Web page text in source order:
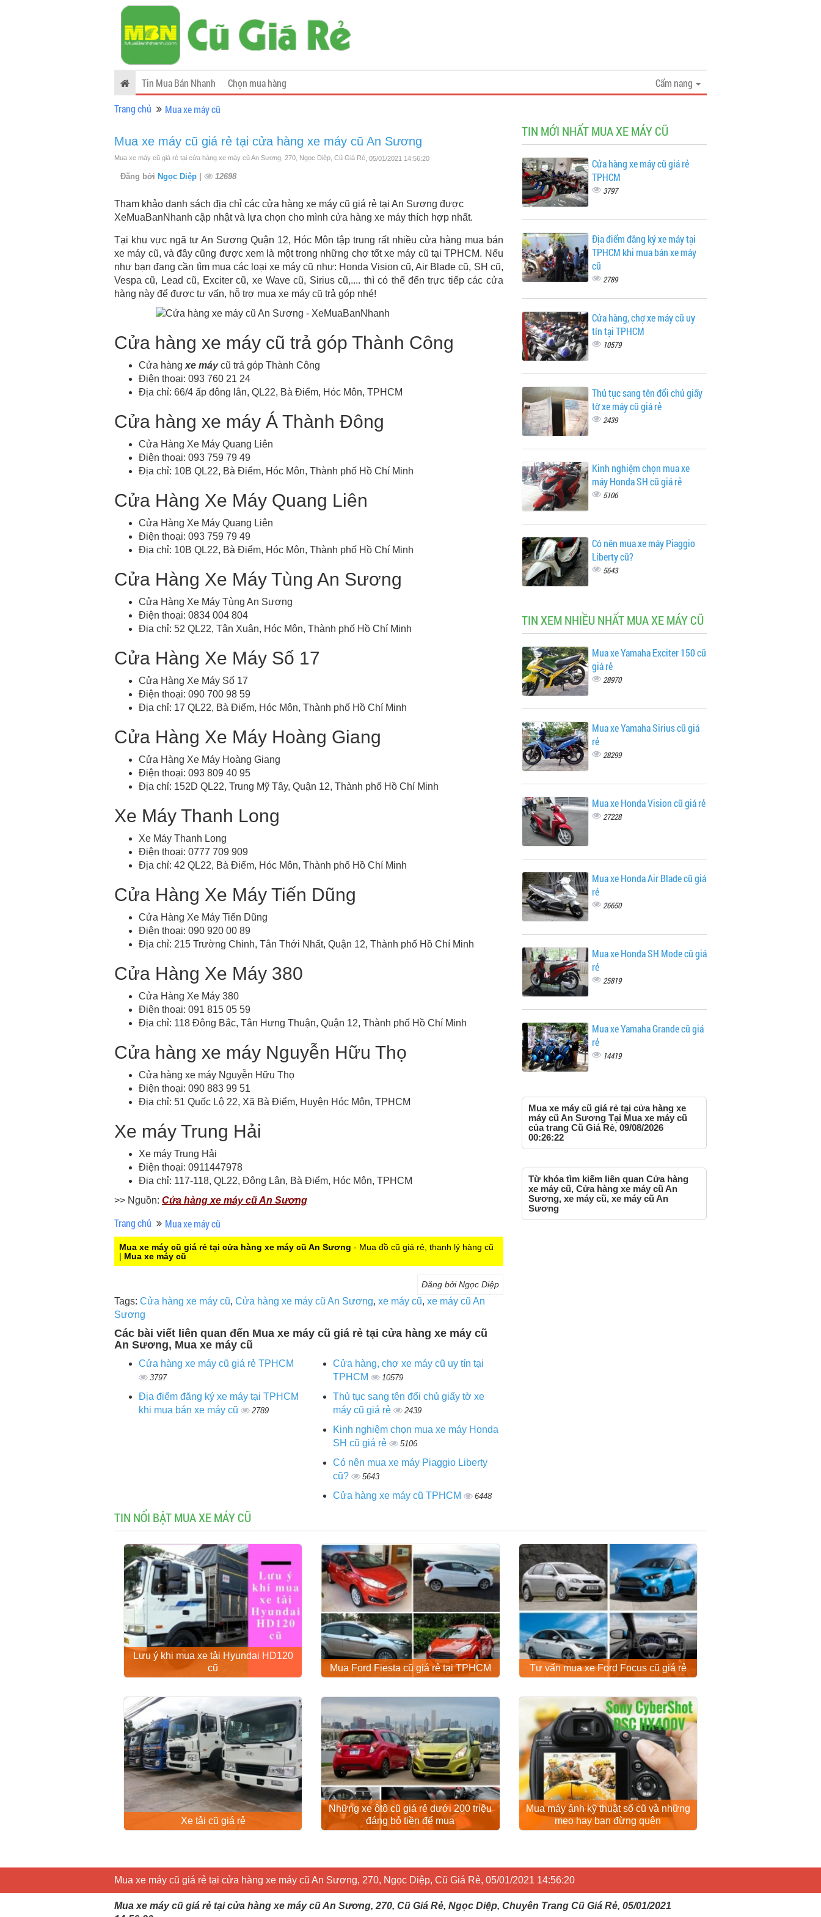
Cẩm nang
Tin Mua Bán Nhanh
Chọn mua hàng
Trang chủ
Mua xe máy cũ
Mua xe máy cũ giá rẻ tại cửa hàng xe máy cũ An Sương
Mua xe máy cũ giá rẻ tại cửa hàng xe máy cũ An Sương, 270, Ngọc Diệp, Cũ Giá Rẻ , 05/01/2021 14:56:20
Đăng bởi Ngọc Diệp | 12698
Tham khảo danh sách địa chỉ các cửa hàng xe máy cũ giá rẻ tại An Sương được
XeMuaBanNhanh cập nhật và lựa chọn cho mình cửa hàng xe máy thích hợp nhất.
Tại khu vực ngã tư An Sương Quận 12, Hóc Môn tập trung rất nhiều cửa hàng mua bán
xe máy cũ, và đây cũng được xem là một trong những chợ tốt xe máy cũ tại TPHCM. Nếu
như bạn đang cần tìm mua các loại xe máy cũ như: Honda Vision cũ, Air Blade cũ, SH cũ,
Vespa cũ, Lead cũ, Exciter cũ, xe Wave cũ, Sirius cũ,.... thì có thể đến trực tiếp các cửa
hàng này để được tư vấn, hỗ trợ mua xe máy cũ trả góp nhé!
Cửa hàng xe máy cũ trả góp Thành Công
Cửa hàng xe máycũ trả góp Thành Công
Điện thoại: 093 760 21 24
Địa chỉ: 66/4 ấp đông lân, QL22, Bà Điểm, Hóc Môn, TPHCM
Cửa hàng xe máy Á Thành Đông
Cửa Hàng Xe Máy Quang Liên
Điện thoại: 093 759 79 49
Địa chỉ: 10B QL22, Bà Điểm, Hóc Môn, Thành phố Hồ Chí Minh
Cửa Hàng Xe Máy Quang Liên
Cửa Hàng Xe Máy Quang Liên
Điện thoại: 093 759 79 49
Địa chỉ: 10B QL22, Bà Điểm, Hóc Môn, Thành phố Hồ Chí Minh
Cửa Hàng Xe Máy Tùng An Sương
Cửa Hàng Xe Máy Tùng An Sương
Điện thoại: 0834 004 804
Địa chỉ: 52 QL22, Tân Xuân, Hóc Môn, Thành phố Hồ Chí Minh
Cửa Hàng Xe Máy Số 17
Cửa Hàng Xe Máy Số 17
Điện thoại: 090 700 98 59
Địa chỉ: 17 QL22, Bà Điểm, Hóc Môn, Thành phố Hồ Chí Minh
Cửa Hàng Xe Máy Hoàng Giang
Cửa Hàng Xe Máy Hoàng Giang
Điện thoại: 093 809 40 95
Địa chỉ: 152D QL22, Trung Mỹ Tây, Quận 12, Thành phố Hồ Chí Minh
Xe Máy Thanh Long
Xe Máy Thanh Long
Điện thoại: 0777 709 909
Địa chỉ: 42 QL22, Bà Điểm, Hóc Môn, Thành phố Hồ Chí Minh
Cửa Hàng Xe Máy Tiến Dũng
Cửa Hàng Xe Máy Tiến Dũng
Điện thoại: 090 920 00 89
Địa chỉ: 215 Trường Chinh, Tân Thới Nhất, Quận 12, Thành phố Hồ Chí Minh
Cửa Hàng Xe Máy 380
Cửa Hàng Xe Máy 380
Điện thoại: 091 815 05 59
Địa chỉ: 118 Đông Bắc, Tân Hưng Thuận, Quận 12, Thành phố Hồ Chí Minh
Cửa hàng xe máy Nguyễn Hữu Thọ
Cửa hàng xe máy Nguyễn Hữu Thọ
Điện thoại: 090 883 99 51
Địa chỉ: 51 Quốc Lộ 22, Xã Bà Điểm, Huyện Hóc Môn, TPHCM
Xe máy Trung Hải
Xe máy Trung Hải
Điện thoại: 0911447978
Địa chỉ: 117-118, QL22, Đông Lân, Bà Điểm, Hóc Môn, TPHCM
>> Nguồn: Cửa hàng xe máy cũ An Sương
Trang chủ Mua xe máy cũ
Mua xe máy cũ giá rẻ tại cửa hàng xe máy cũ An Sương - Mua đồ cũ giá rẻ, thanh lý hàng cũ
| Mua xe máy cũ
Đăng bởi Ngọc Diệp
Tags: Cửa hàng xe máy cũ, Cửa hàng xe máy cũ An Sương, xe máy cũ, xe máy cũ An
Sương
Các bài viết liên quan đến Mua xe máy cũ giá rẻ tại cửa hàng xe máy cũ
An Sương, Mua xe máy cũ
Cửa hàng xe máy cũ giá rẻ TPHCM
3797
Địa điểm đăng ký xe máy tại TPHCM
khi mua bán xe máy cũ
2789
Cửa hàng, chợ xe máy cũ uy tín tại
TPHCM
10579
Thủ tục sang tên đổi chủ giấy tờ xe
máy cũ giá rẻ
2439
Kinh nghiệm chọn mua xe máy Honda
SH cũ giá rẻ
5106
Có nên mua xe máy Piaggio Liberty
cũ?
5643
Cửa hàng xe máy cũ TPHCM 6448
TIN MỚI NHẤT MUA XE MÁY CŨ
Cửa hàng xe máy cũ giá rẻ
TPHCM
3797
Địa điểm đăng ký xe máy tại
TPHCM khi mua bán xe máy
cũ
2789
Cửa hàng, chợ xe máy cũ uy
tín tại TPHCM
10579
Thủ tục sang tên đổi chủ giấy
tờ xe máy cũ giá rẻ
2439
Kinh nghiệm chọn mua xe
máy Honda SH cũ giá rẻ
5106
Có nên mua xe máy Piaggio
Liberty cũ?
5643
TIN XEM NHIỀU NHẤT MUA XE MÁY CŨ
Mua xe Yamaha Exciter 150 cũ
giá rẻ
28970
Mua xe Yamaha Sirius cũ giá
rẻ
28299
Mua xe Honda Vision cũ giá rẻ
27228
Mua xe Honda Air Blade cũ giá
rẻ
26650
Mua xe Honda SH Mode cũ giá
rẻ
25819
Mua xe Yamaha Grande cũ giá
rẻ
14419
Mua xe máy cũ giá rẻ tại cửa hàng xe
máy cũ An Sương Tại Mua xe máy cũ
của trang Cũ Giá Rẻ, 09/08/2026
00:26:22
Từ khóa tìm kiếm liên quan Cửa hàng
xe máy cũ, Cửa hàng xe máy cũ An
Sương, xe máy cũ, xe máy cũ An
Sương
TIN NỔI BẬT MUA XE MÁY CŨ
Lưu ý khi mua xe tải Hyundai HD120
cũ
Mua Ford Fiesta cũ giá rẻ tại TPHCM Tư vấn mua xe Ford Focus cũ giá rẻ
Xe tải cũ giá rẻ
Những xe ôtô cũ giá rẻ dưới 200 triệu
đáng bỏ tiền để mua
Mua máy ảnh kỹ thuật số cũ và những
mẹo hay bạn đừng quên
Mua xe máy cũ giá rẻ tại cửa hàng xe máy cũ An Sương, 270, Ngọc Diệp, Cũ Giá Rẻ, 05/01/2021 14:56:20
Mua xe máy cũ giá rẻ tại cửa hàng xe máy cũ An Sương, 270, Cũ Giá Rẻ, Ngọc Diệp, Chuyên Trang Cũ Giá Rẻ, 05/01/2021